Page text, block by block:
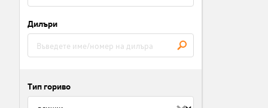
Дилъри
Тип гориво